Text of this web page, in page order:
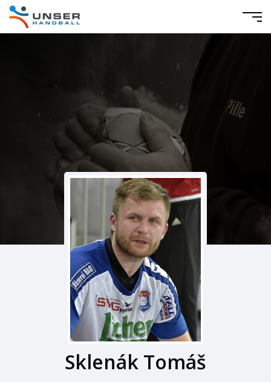
Sklenák Tomáš